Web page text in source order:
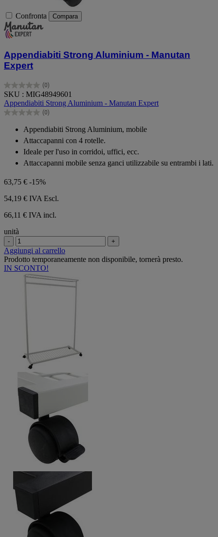
Confronta Compara
Appendiabiti Strong Aluminium - Manutan
Expert
(0)
0.0
su
5
stelle.
SKU : MIG48949601
Appendiabiti Strong Aluminium - Manutan Expert
(0)
0.0
stelle.
Appendiabiti Strong Aluminium, mobile
Attaccapanni con 4 rotelle.
Ideale per l'uso in corridoi, uffici, ecc.
Attaccapanni mobile senza ganci utilizzabile su entrambi i lati.
63,75 € -15%
54,19 € IVA Escl.
66,11 € IVA incl.
unità
- +
Aggiungi al carrello
Prodotto temporaneamente non disponibile, tornerà presto.
IN SCONTO!